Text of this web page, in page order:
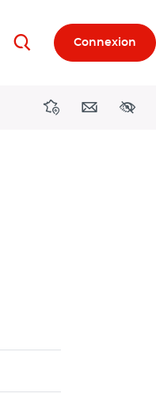
RechercherConnexion
DirectionsContact